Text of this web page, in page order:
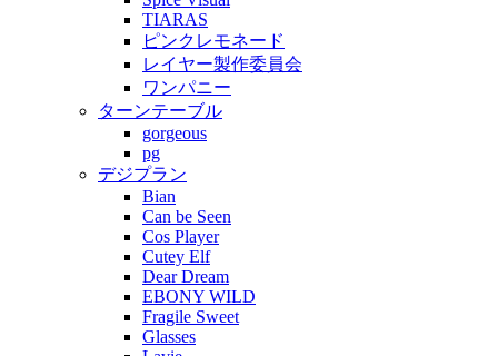
TIARAS
ピンクレモネード
レイヤー製作委員会
ワンパニー
ターンテーブル
gorgeous
pg
デジプラン
Bian
Can be Seen
Cos Player
Cutey Elf
Dear Dream
EBONY WILD
Fragile Sweet
Glasses